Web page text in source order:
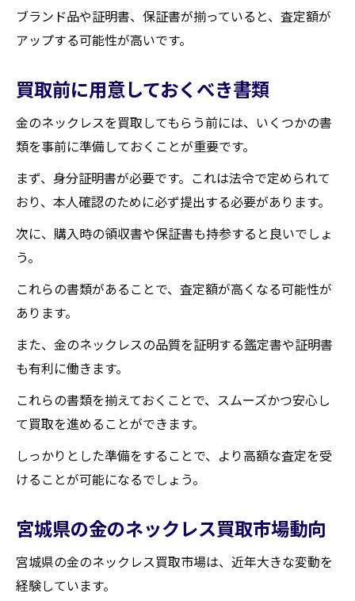
高額買取を実現するための準備
プロの交渉術とは
宮城県のプロが推奨する買取店
スを最高値で買取してもらうために
日々の相場チェックが欠かせない理由
相場情報を効率的に収集する方法
買取価格に影響する外的要因
宮城県での相場チェックに便利なツール
金のネックレスを売る前に知っておくべき宮城
県の買取事情
宮城県の買取市場の現状
地域特有の買取事情
金のネックレス買取に関する法規制
宮城県での買取トレンド
買取店のサービスの違い
宮城県で金のネックレスを賢く買取してもらう
ブランド品や証明書、保証書が揃っていると、査定額が
アップする可能性が高いです。
買取前に用意しておくべき書類
金のネックレスを買取してもらう前には、いくつかの書
類を事前に準備しておくことが重要です。
まず、身分証明書が必要です。これは法令で定められて
おり、本人確認のために必ず提出する必要があります。
次に、購入時の領収書や保証書も持参すると良いでしょ
う。
これらの書類があることで、査定額が高くなる可能性が
あります。
また、金のネックレスの品質を証明する鑑定書や証明書
も有利に働きます。
これらの書類を揃えておくことで、スムーズかつ安心し
て買取を進めることができます。
しっかりとした準備をすることで、より高額な査定を受
けることが可能になるでしょう。
宮城県の金のネックレス買取市場動向
宮城県の金のネックレス買取市場は、近年大きな変動を
経験しています。